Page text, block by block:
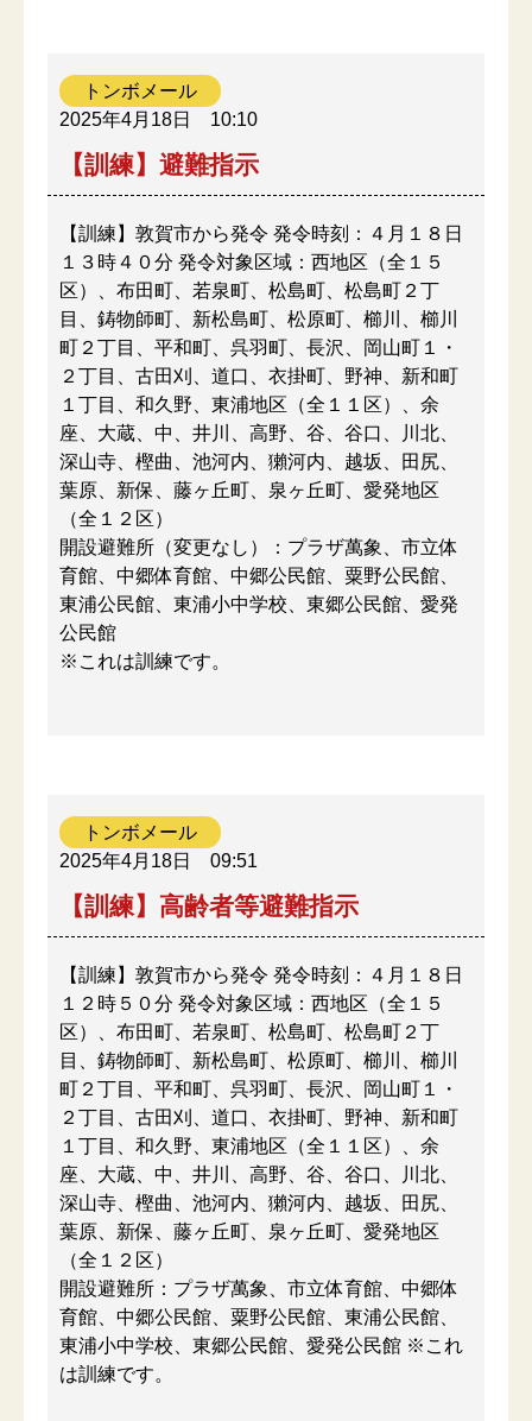
トンボメール
2025年4月18日
10:10
【訓練】避難指示
【訓練】敦賀市から発令 発令時刻：４月１８日
１３時４０分 発令対象区域：西地区（全１５
区）、布田町、若泉町、松島町、松島町２丁
目、鋳物師町、新松島町、松原町、櫛川、櫛川
町２丁目、平和町、呉羽町、長沢、岡山町１・
２丁目、古田刈、道口、衣掛町、野神、新和町
１丁目、和久野、東浦地区（全１１区）、余
座、大蔵、中、井川、高野、谷、谷口、川北、
深山寺、樫曲、池河内、獺河内、越坂、田尻、
葉原、新保、藤ヶ丘町、泉ヶ丘町、愛発地区
（全１２区）
開設避難所（変更なし）：プラザ萬象、市立体
育館、中郷体育館、中郷公民館、粟野公民館、
東浦公民館、東浦小中学校、東郷公民館、愛発
公民館
※これは訓練です。
トンボメール
2025年4月18日
09:51
【訓練】高齢者等避難指示
【訓練】敦賀市から発令 発令時刻：４月１８日
１２時５０分 発令対象区域：西地区（全１５
区）、布田町、若泉町、松島町、松島町２丁
目、鋳物師町、新松島町、松原町、櫛川、櫛川
町２丁目、平和町、呉羽町、長沢、岡山町１・
２丁目、古田刈、道口、衣掛町、野神、新和町
１丁目、和久野、東浦地区（全１１区）、余
座、大蔵、中、井川、高野、谷、谷口、川北、
深山寺、樫曲、池河内、獺河内、越坂、田尻、
葉原、新保、藤ヶ丘町、泉ヶ丘町、愛発地区
（全１２区）
開設避難所：プラザ萬象、市立体育館、中郷体
育館、中郷公民館、粟野公民館、東浦公民館、
東浦小中学校、東郷公民館、愛発公民館 ※これ
は訓練です。